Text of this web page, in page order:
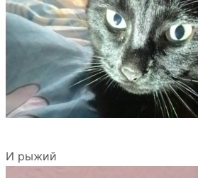
И рыжий